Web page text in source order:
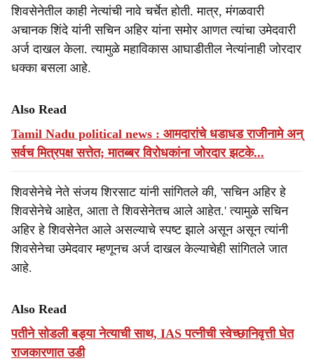
शिवसेनेतील काही नेत्यांची नावे चर्चेत होती. मात्र, मंगळवारी
अचानक शिंदे यांनी सचिन अहिर यांना समोर आणत त्यांचा उमेदवारी
अर्ज दाखल केला. त्यामुळे महाविकास आघाडीतील नेत्यांनाही जोरदार
धक्का बसला आहे.
Also Read
Tamil Nadu political news : आमदारांचे धडाधड राजीनामे अन्
सर्वच मित्रपक्ष सत्तेत; मातब्बर विरोधकांना जोरदार झटके...
शिवसेनेचे नेते संजय शिरसाट यांनी सांगितले की, 'सचिन अहिर हे
शिवसेनेचे आहेत, आता ते शिवसेनेतच आले आहेत.' त्यामुळे सचिन
अहिर हे शिवसेनेत आले असल्याचे स्पष्ट झाले असून असून त्यांनी
शिवसेनेचा उमेदवार म्हणूनच अर्ज दाखल केल्याचेही सांगितले जात
आहे.
Also Read
पतीने सोडली बड्या नेत्याची साथ, IAS पत्नीची स्वेच्छानिवृत्ती घेत
राजकारणात उडी